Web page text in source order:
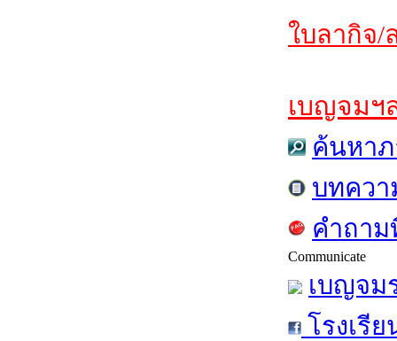
ใบลากิจ/
เบญจมฯ
ค้นหาภ
บทควา
คำถา
Communicate
เบญจม
โรงเรี